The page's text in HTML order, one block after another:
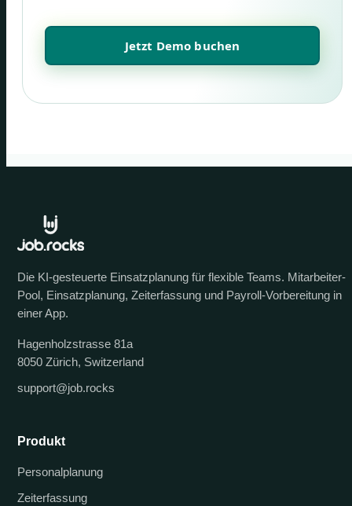
Jetzt Demo buchen
Die KI-gesteuerte Einsatzplanung für flexible Teams. Mitarbeiter-
Pool, Einsatzplanung, Zeiterfassung und Payroll-Vorbereitung in
einer App.
Hagenholzstrasse 81a
8050 Zürich, Switzerland
support@job.rocks
Produkt
Personalplanung
Zeiterfassung